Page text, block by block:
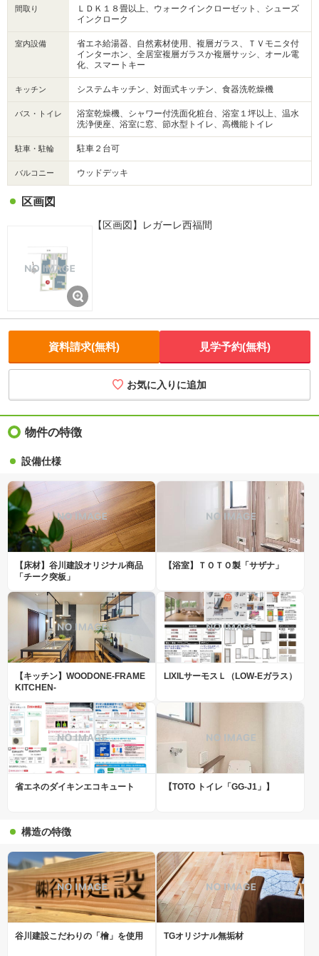
間取り
ＬＤＫ１８畳以上、ウォークインクローゼット、シューズ
インクローク
室内設備
省エネ給湯器、自然素材使用、複層ガラス、ＴＶモニタ付
インターホン、全居室複層ガラスか複層サッシ、オール電
化、スマートキー
キッチン システムキッチン、対面式キッチン、食器洗乾燥機
バス・トイレ
浴室乾燥機、シャワー付洗面化粧台、浴室１坪以上、温水
洗浄便座、浴室に窓、節水型トイレ、高機能トイレ
駐車・駐輪 駐車２台可
バルコニー ウッドデッキ
区画図
【区画図】レガーレ西福間
資料請求(無料) 見学予約(無料)
お気に入りに追加
物件の特徴
設備仕様
【床材】谷川建設オリジナル商品
「チーク突板」
【浴室】ＴＯＴＯ製「サザナ」
【キッチン】WOODONE-FRAME
KITCHEN-
LIXILサーモスＬ（LOW-Eガラス）
省エネのダイキンエコキュート 【TOTO トイレ「GG-J1」】
構造の特徴
谷川建設こだわりの「檜」を使用 TGオリジナル無垢材